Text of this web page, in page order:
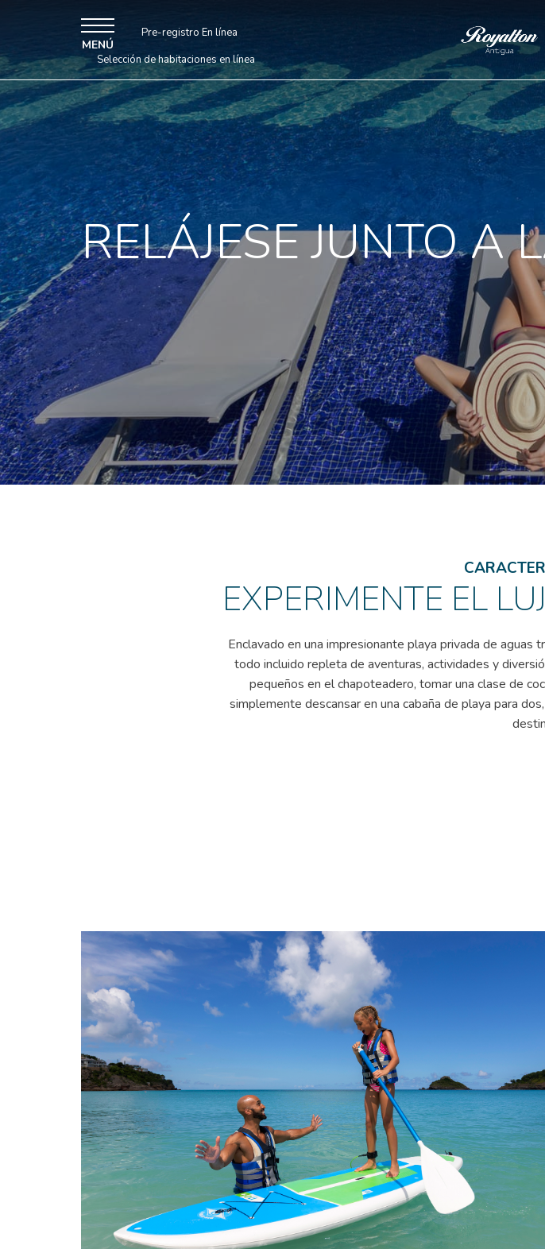
MENÚ
Pre-registro En línea
Selección de habitaciones en línea
Royalton
Antigua
RELÁJESE JUNTO A
EXPERIMENTE EL
Enclavado en una impresionante playa privada de
todo incluido repleta de aventuras, actividades y
pequeños en el chapoteadero, tomar una clase de
simplemente descansar en una cabaña de playa para